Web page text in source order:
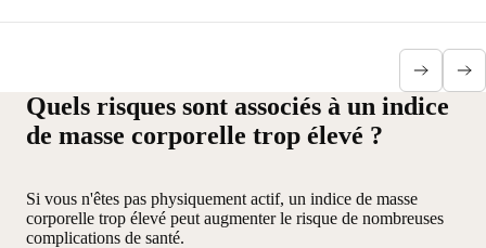
Quels risques sont associés à un indice
de masse corporelle trop élevé ?
Si vous n'êtes pas physiquement actif, un indice de masse
corporelle trop élevé peut augmenter le risque de nombreuses
complications de santé.